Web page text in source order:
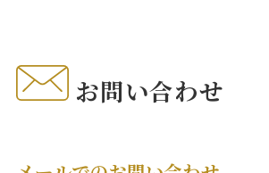
お問い合わせ